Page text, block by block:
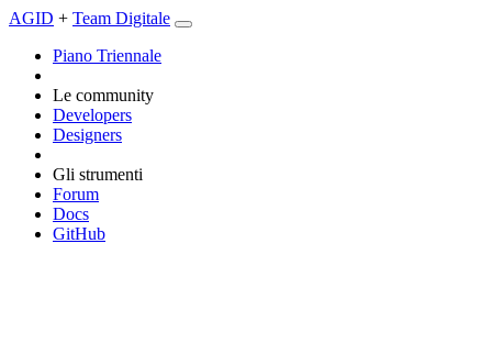
AGID + Team Digitale
Piano Triennale
Le community
Developers
Designers
Gli strumenti
Forum
Docs
GitHub